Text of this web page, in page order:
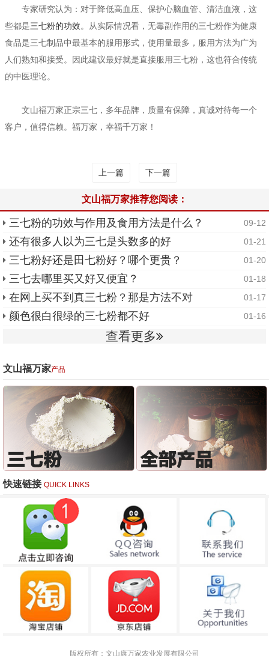
专家研究认为：对于降低高血压、保护心脑血管、清洁血液，这
些都是三七粉的功效。从实际情况看，无毒副作用的三七粉作为健康
食品是三七制品中最基本的服用形式，使用量最多，服用方法为广为
人们熟知和接受。因此建议最好就是直接服用三七粉，这也符合传统
的中医理论。
文山福万家正宗三七，多年品牌，质量有保障，真诚对待每一个
客户，值得信赖。福万家，幸福千万家！
上一篇 下一篇
文山福万家推荐您阅读：
三七粉的功效与作用及食用方法是什么？ 09-12
还有很多人以为三七是头数多的好 01-21
三七粉好还是田七粉好？哪个更贵？ 01-20
三七去哪里买又好又便宜？ 01-18
在网上买不到真三七粉？那是方法不对 01-17
颜色很白很绿的三七粉都不好 01-16
查看更多
文山福万家产品
快速链接 QUICK LINKS
版权所有：文山康万家农业发展有限公司